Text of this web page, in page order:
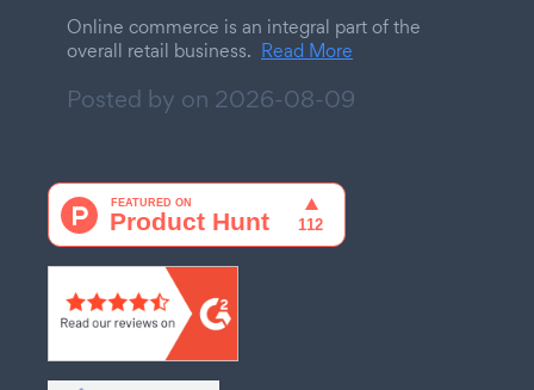
Online commerce is an integral part of the
overall retail business. Read More
Posted by on 2026-08-09